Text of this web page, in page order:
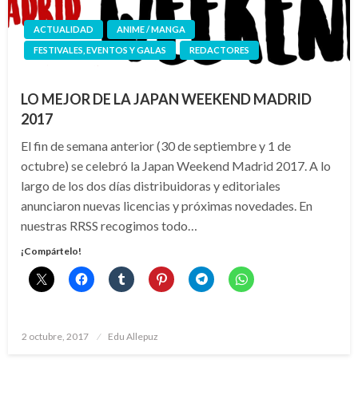
ACTUALIDAD
ANIME / MANGA
FESTIVALES, EVENTOS Y GALAS
REDACTORES
LO MEJOR DE LA JAPAN WEEKEND MADRID
2017
El fin de semana anterior (30 de septiembre y 1 de
octubre) se celebró la Japan Weekend Madrid 2017. A lo
largo de los dos días distribuidoras y editoriales
anunciaron nuevas licencias y próximas novedades. En
nuestras RRSS recogimos todo…
¡Compártelo!
Publicado
2 octubre, 2017 Edu Allepuz